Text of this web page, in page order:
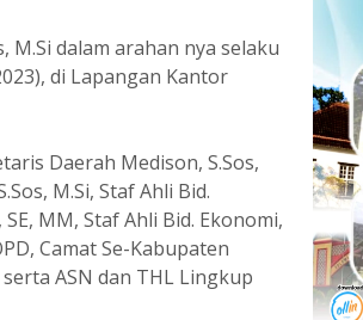
M.Si dalam arahan nya selaku
di Lapangan Kantor
Daerah Medison, S.Sos,
M.Si, Staf Ahli Bid.
MM, Staf Ahli Bid. Ekonomi,
Camat Se-Kabupaten
ASN dan THL Lingkup